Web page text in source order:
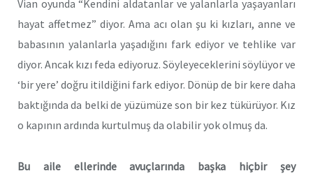
Vian oyunda “Kendini aldatanlar ve yalanlarla yaşayanları
hayat affetmez” diyor. Ama acı olan şu ki kızları, anne ve
babasının yalanlarla yaşadığını fark ediyor ve tehlike var
diyor. Ancak kızı feda ediyoruz. Söyleyeceklerini söylüyor ve
‘bir yere’ doğru itildiğini fark ediyor. Dönüp de bir kere daha
baktığında da belki de yüzümüze son bir kez tükürüyor. Kız
o kapının ardında kurtulmuş da olabilir yok olmuş da.
Bu aile ellerinde avuçlarında başka hiçbir şey